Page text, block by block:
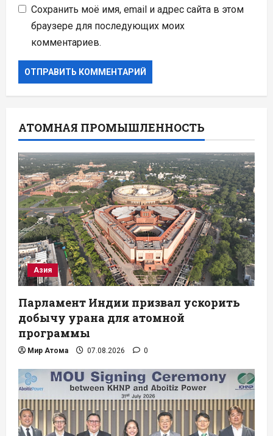
Сохранить моё имя, email и адрес сайта в этом
браузере для последующих моих
комментариев.
АТОМНАЯ ПРОМЫШЛЕННОСТЬ
Азия
Парламент Индии призвал ускорить
добычу урана для атомной
программы
Мир Атома 07.08.2026 0